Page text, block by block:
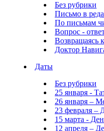
Без рубрики
Письмо в
По письмам
Вопрос -
Возвращаясь
Доктор
Даты
Без рубрики
25 января -
26 января –
23 февраля –
15 марта -
12 апреля –